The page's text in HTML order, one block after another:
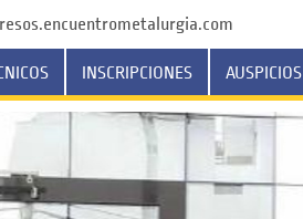
INSCRIPCIONES AUSPICIOS